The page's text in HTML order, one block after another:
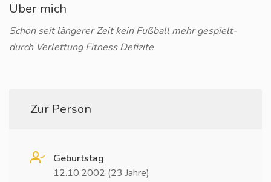
Über mich
Schon seit längerer Zeit kein Fußball mehr gespielt-
durch Verlettung Fitness Defizite
Zur Person
Geburtstag
12.10.2002 (23 Jahre)